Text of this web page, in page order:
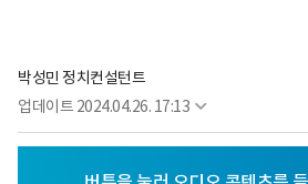
박성민 정치컨설턴트
업데이트 2024.04.26. 17:13